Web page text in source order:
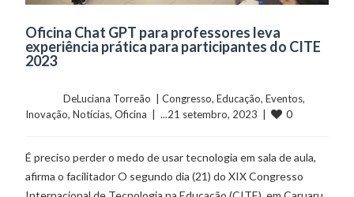
Oficina Chat GPT para professores leva
experiência prática para participantes do CITE
2023
	    	DeLuciana Torreão  |
Congresso, Educação, Eventos
Inovação, Notícias, Oficina
  |  ...21 setembro, 2023  |
0
É preciso perder o medo de usar tecnologia em sala de aula,
afirma o facilitador O segundo dia (21) do XIX Congresso